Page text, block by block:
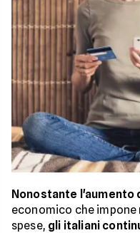
Nonostante l'aumento
economico che
spese, gli italiani